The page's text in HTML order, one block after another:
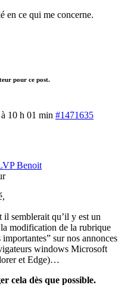
en ce qui me concerne.
pour ce post.
10 h 01 min #1471635
Benoit
il semblerait qu’il y est un
modification de la rubrique
sur nos annonces
windows Microsoft
et Edge)…
cela dès que possible.